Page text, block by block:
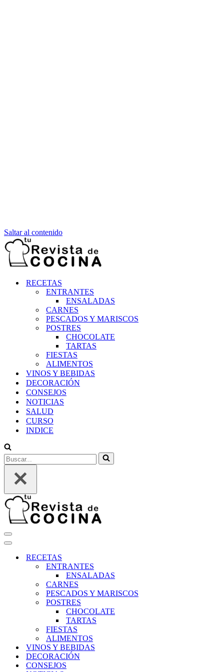
Saltar al contenido
RECETAS
ENTRANTES
ENSALADAS
CARNES
PESCADOS Y MARISCOS
POSTRES
CHOCOLATE
TARTAS
FIESTAS
ALIMENTOS
VINOS Y BEBIDAS
DECORACIÓN
CONSEJOS
NOTICIAS
SALUD
CURSO
INDICE
Buscar...
Menú
de
Menú
navegaciónRECETAS
ENTRANTES
ENSALADAS
CARNES
PESCADOS Y MARISCOS
POSTRES
CHOCOLATE
TARTAS
FIESTAS
ALIMENTOS
VINOS Y BEBIDAS
DECORACIÓN
CONSEJOS